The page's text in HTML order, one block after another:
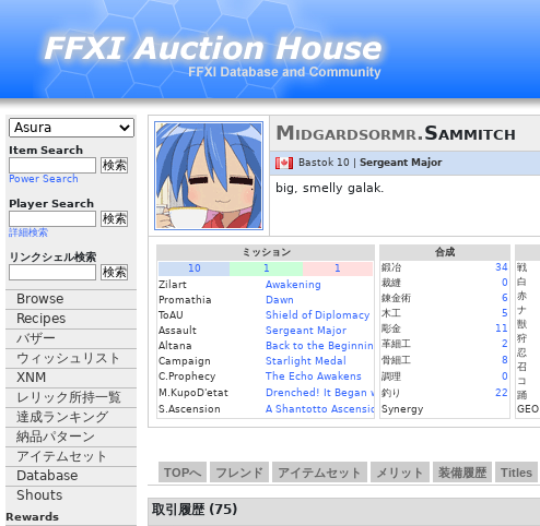
Item Search
Power Search
Player Search
詳細検索
リンクシェル検索
Browse
Recipes
バザー
ウィッシュリスト
XNM
レリック所持一覧
達成ランキング
納品パターン
アイテムセット
Database
Shouts
Rewards
Midgardsormr.Sammitch
Bastok 10 | Sergeant Major
big, smelly galak.
ミッション
10
1
1
Zilart
Awakening
Promathia
Dawn
ToAU
Shield of Diplomacy
Assault
Sergeant Major
Altana
Back to the Beginning
Campaign
Starlight Medal
C.Prophecy
The Echo Awakens
M.KupoD'etat
Drenched! It Began with a Raindrop
S.Ascension
A Shantotto Ascension
合成
鍛冶
34
裁縫
0
錬金術
6
木工
5
彫金
11
革細工
2
骨細工
8
調理
0
釣り
22
Synergy
戦
白
赤
ナ
獣
狩
忍
召
コ
踊
GEO
TOPへ フレンド アイテムセット メリット 装備履歴 Titles
取引履歴 (75)